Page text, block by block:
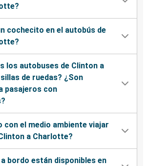
cochecito en el autobús de
los autobuses de Clinton a
de ruedas? ¿Son
pasajeros con
con el medio ambiente viajar
a Charlotte?
bordo están disponibles en